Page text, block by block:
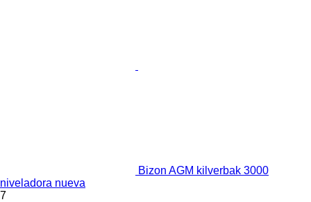
Bizon AGM kilverbak 3000
niveladora nueva
7